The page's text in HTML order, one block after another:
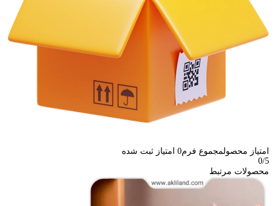
امتیاز محصولمجموع فرم0 امتیاز ثبت شده
0/5
محصولات مرتبط